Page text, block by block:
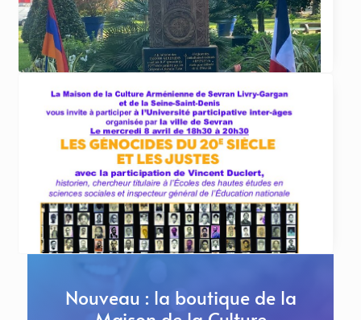
La Croix Bleue des Arméniens de France
section Dirouhie Missakian de Sevran-Livry
organise... lire plus
ACTUALITÉS
20 avril 2026
Commémorations du 111ème anniversaire du
génocide des Arméniens de 1915 au Raincy, à
Sevran et Livry-Gargan
LE RAINCY Samedi 25 avril à 11h au
Nouveau : la boutique de la